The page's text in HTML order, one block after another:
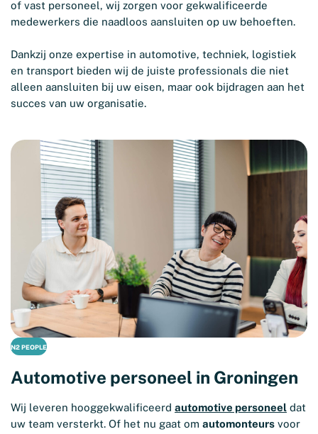
of vast personeel, wij zorgen voor gekwalificeerde
medewerkers die naadloos aansluiten op uw behoeften.
Dankzij onze expertise in automotive, techniek, logistiek
en transport bieden wij de juiste professionals die niet
alleen aansluiten bij uw eisen, maar ook bijdragen aan het
succes van uw organisatie.
N2 PEOPLE
Automotive personeel in Groningen
Wij leveren hooggekwalificeerd automotive personeel dat
uw team versterkt. Of het nu gaat om automonteurs voor